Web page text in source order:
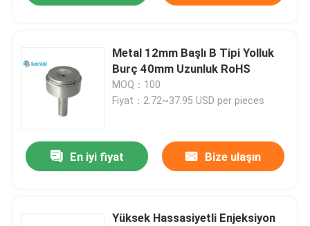
Metal 12mm Başlı B Tipi Yolluk
Burç 40mm Uzunluk RoHS
MOQ：100
Fiyat：2.72~37.95 USD per pieces
En iyi fiyat Bize ulaşın
Yüksek Hassasiyetli Enjeksiyon